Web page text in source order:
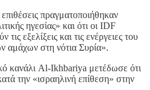
πραγματοποιήθηκαν
ηγεσίας» και ότι οι IDF
εξελίξεις και τις ενέργειες του
αμάχων στη νότια Συρία».
κανάλι Al-Ikhbariya μετέδωσε ότι
την «ισραηλινή επίθεση» στην